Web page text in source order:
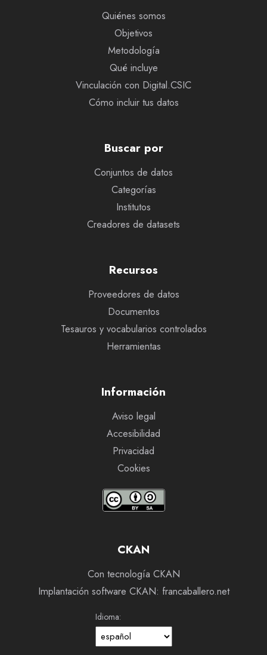
Quiénes somos
Objetivos
Metodología
Qué incluye
Vinculación con Digital.CSIC
Cómo incluir tus datos
Buscar por
Conjuntos de datos
Categorías
Institutos
Creadores de datasets
Recursos
Proveedores de datos
Documentos
Tesauros y vocabularios controlados
Herramientas
Información
Aviso legal
Accesibilidad
Privacidad
Cookies
CKAN
Con tecnología CKAN
Implantación software CKAN: francaballero.net
Idioma